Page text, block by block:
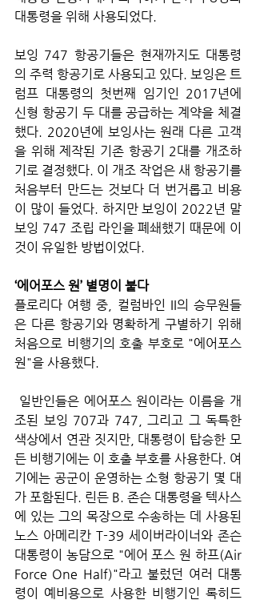
대통령을 위해 사용되었다.
보잉 747 항공기들은 현재까지도 대통령
의 주력 항공기로 사용되고 있다. 보잉은 트
럼프 대통령의 첫번째 임기인 2017년에
신형 항공기 두 대를 공급하는 계약을 체결
했다. 2020년에 보잉사는 원래 다른 고객
을 위해 제작된 기존 항공기 2대를 개조하
기로 결정했다. 이 개조 작업은 새 항공기를
처음부터 만드는 것보다 더 번거롭고 비용
이 많이 들었다. 하지만 보잉이 2022년 말
보잉 747 조립 라인을 폐쇄했기 때문에 이
것이 유일한 방법이었다.
‘에어포스 원’ 별명이 붙다
플로리다 여행 중, 컬럼바인 II의 승무원들
은 다른 항공기와 명확하게 구별하기 위해
처음으로 비행기의 호출 부호로 "에어포스
원"을 사용했다.
조된 보잉 707과 747, 그리고 그 독특한
색상에서 연관 짓지만, 대통령이 탑승한 모
든 비행기에는 이 호출 부호를 사용한다. 여
기에는 공군이 운영하는 소형 항공기 몇 대
가 포함된다. 린든 B. 존슨 대통령을 텍사스
에 있는 그의 목장으로 수송하는 데 사용된
노스 아메리칸 T-39 세이버라이너와 존슨
대통령이 농담으로 "에어 포스 원 하프(Air
Force One Half)"라고 불렀던 여러 대통
령이 예비용으로 사용한 비행기인 록히드